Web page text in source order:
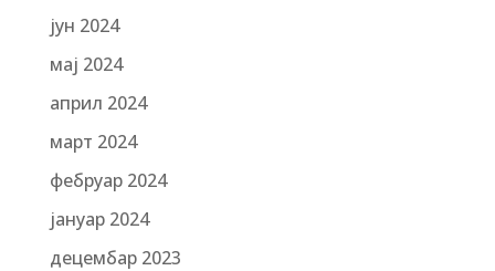
јун 2024
мај 2024
април 2024
март 2024
фебруар 2024
јануар 2024
децембар 2023